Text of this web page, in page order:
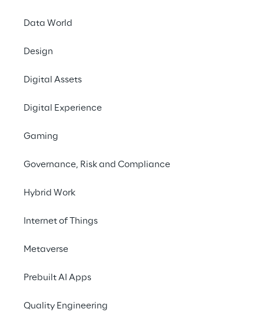
Data World
Design
Digital Assets
Digital Experience
Gaming
Governance, Risk and Compliance
Hybrid Work
Internet of Things
Metaverse
Prebuilt AI Apps
Quality Engineering
precedenti e soluzioni di sicurezza 5G
Ultra-Reliable Low-Latency Communication